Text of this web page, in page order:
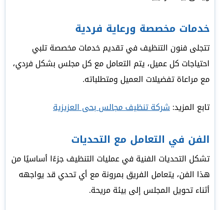
خدمات مخصصة ورعاية فردية
تتجلى فنون التنظيف في تقديم خدمات مخصصة تلبي
احتياجات كل عميل، يتم التعامل مع كل مجلس بشكل فردي،
مع مراعاة تفضيلات العميل ومتطلباته.
تابع المزيد:شركة تنظيف مجالس بحى العزيزية
الفن في التعامل مع التحديات
تشكل التحديات الفنية في عمليات التنظيف جزءًا أساسيًا من
هذا الفن، يتعامل الفريق بمرونة مع أي تحدي قد يواجهه
أثناء تحويل المجلس إلى بيئة مريحة.